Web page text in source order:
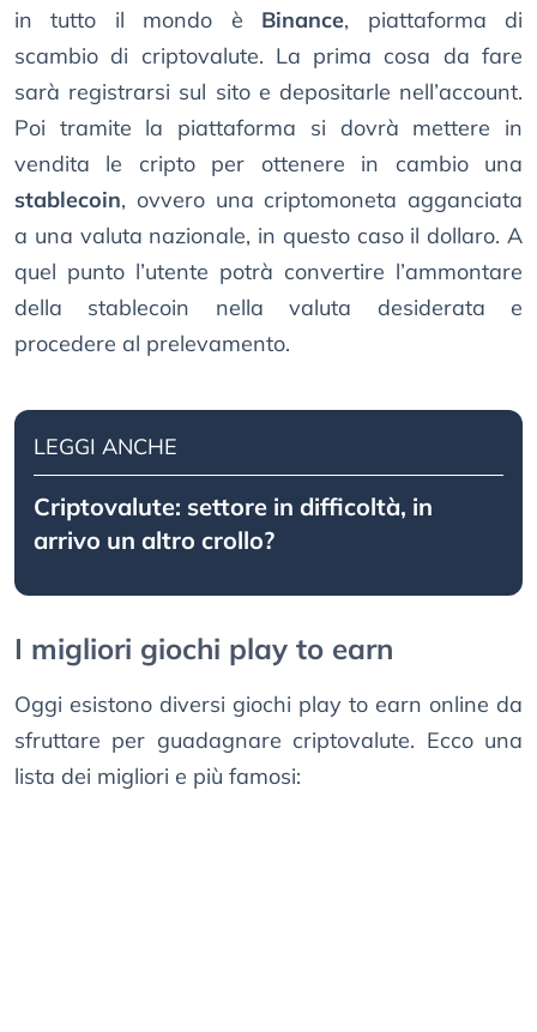
in tutto il mondo è Binance, piattaforma di
scambio di criptovalute. La prima cosa da fare
sarà registrarsi sul sito e depositarle nell’account.
Poi tramite la piattaforma si dovrà mettere in
vendita le cripto per ottenere in cambio una
stablecoin, ovvero una criptomoneta agganciata
a una valuta nazionale, in questo caso il dollaro. A
quel punto l’utente potrà convertire l’ammontare
della stablecoin nella valuta desiderata e
procedere al prelevamento.
LEGGI ANCHE
Criptovalute: settore in difficoltà, in
arrivo un altro crollo?
I migliori giochi play to earn
Oggi esistono diversi giochi play to earn online da
sfruttare per guadagnare criptovalute. Ecco una
lista dei migliori e più famosi: